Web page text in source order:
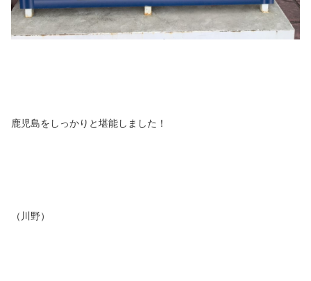
鹿児島をしっかりと堪能しました！
（川野）